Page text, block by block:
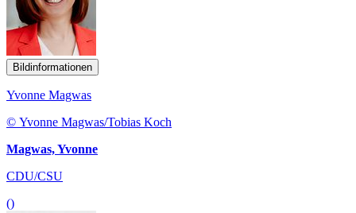
Bildinformationen
Yvonne Magwas
© Yvonne Magwas/Tobias Koch
Magwas, Yvonne
CDU/CSU
()